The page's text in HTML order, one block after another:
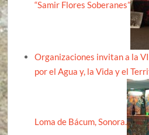
“Samir Flores Soberanes”
Organizaciones invitan a la
por el Agua y, la Vida y el
Loma de Bácum, Sonora.